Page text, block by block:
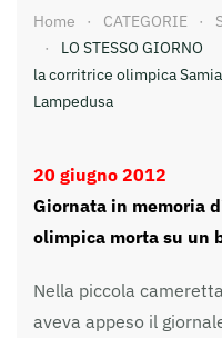
Home CATEGORIE
LO STESSO GIORNO
la corritrice olimpica
Lampedusa
20 giugno 2012
Giornata in memoria
olimpica morta su un
Nella piccola
aveva appeso il